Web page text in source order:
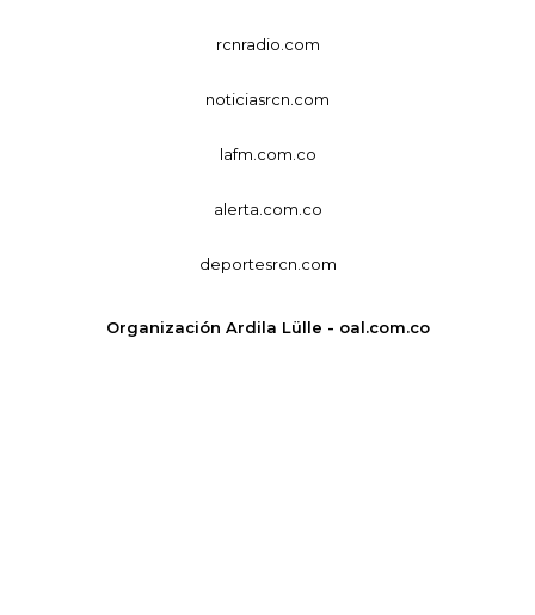
rcnradio.com
noticiasrcn.com
lafm.com.co
alerta.com.co
deportesrcn.com
Organización Ardila Lülle - oal.com.co